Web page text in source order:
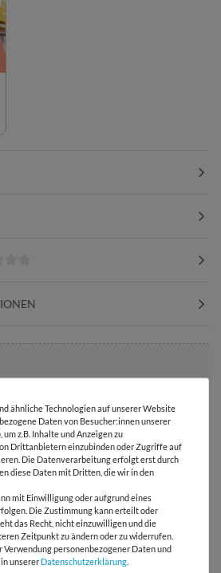
mit DHL
Kundenservice
in 24h
positive
Gratis
für Dich
ähnliche Technologien auf unserer Website
Daten von Besucher:innen unserer
um z.B. Inhalte und Anzeigen zu
Drittanbietern einzubinden oder Zugriffe auf
Die Datenverarbeitung erfolgt erst durch
diese Daten mit Dritten, die wir in den
mit Einwilligung oder aufgrund eines
Die Zustimmung kann erteilt oder
das Recht, nicht einzuwilligen und die
Zeitpunkt zu ändern oder zu widerrufen.
personenbezogener Daten und
unserer Daten­schutz­erklärung